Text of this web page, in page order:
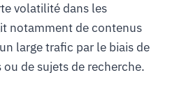
volatilité dans les
notamment de contenus
large trafic par le biais de
de sujets de recherche.